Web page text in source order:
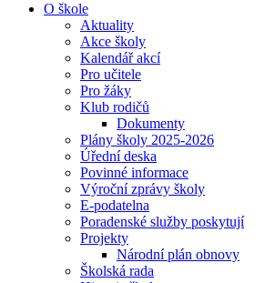
O škole
Aktuality
Akce školy
Kalendář akcí
Pro učitele
Pro žáky
Klub rodičů
Dokumenty
Plány školy 2025-2026
Úřední deska
Povinné informace
Výroční zprávy školy
E-podatelna
Poradenské služby poskytují
Projekty
Národní plán obnovy
Školská rada